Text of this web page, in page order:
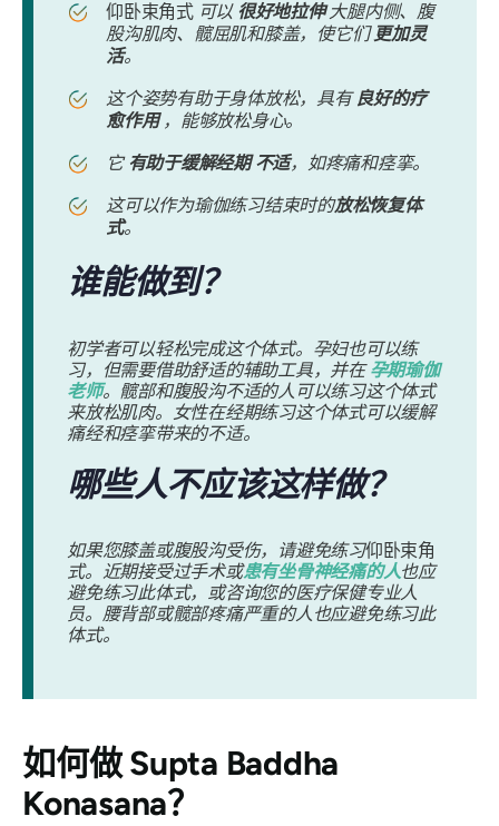
仰卧束角式可以 很好地拉伸大腿内侧、腹
股沟肌肉、髋屈肌和膝盖，使它们更加灵
活。
这个姿势有助于身体放松，具有良好的疗
愈作用，能够放松身心。
它 有助于缓解经期 不适，如疼痛和痉挛。
这可以作为瑜伽练习结束时的放松恢复体
式。
谁能做到？
初学者可以轻松完成这个体式。孕妇也可以练
习，但需要借助舒适的辅助工具，并在孕期瑜伽
老师。髋部和腹股沟不适的人可以练习这个体式
来放松肌肉。女性在经期练习这个体式可以缓解
痛经和痉挛带来的不适。
哪些人不应该这样做？
如果您膝盖或腹股沟受伤，请避免练习仰卧束角
式。近期接受过手术或患有坐骨神经痛的人也应
避免练习此体式，或咨询您的医疗保健专业人
员。腰背部或髋部疼痛严重的人也应避免练习此
体式。
如何做Supta Baddha
Konasana？